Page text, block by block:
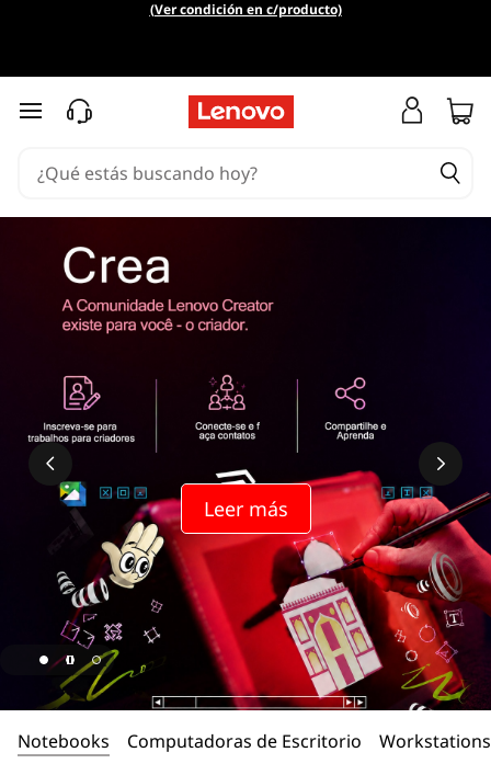
Q
u
e
(Ver condición en c/producto)
Ir al contenido principal
Leer más
Notebooks Computadoras de Escritorio Workstations